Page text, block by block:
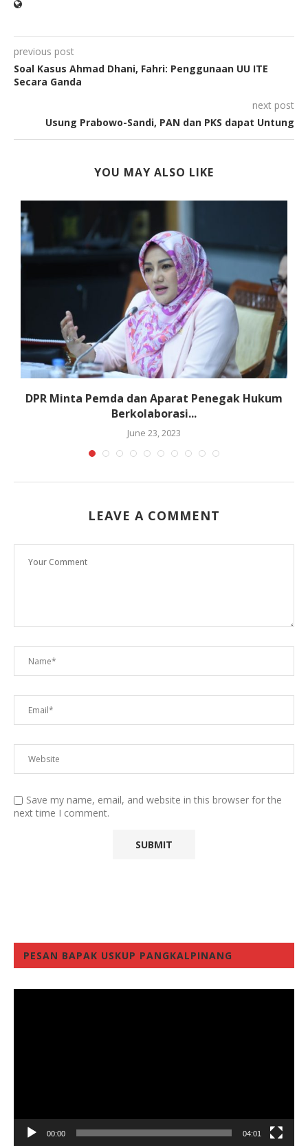
previous post
Soal Kasus Ahmad Dhani, Fahri: Penggunaan UU ITE
Secara Ganda
next post
Usung Prabowo-Sandi, PAN dan PKS dapat Untung
YOU MAY ALSO LIKE
DPR Minta Pemda dan Aparat Penegak Hukum
Berkolaborasi...
June 23, 2023
LEAVE A COMMENT
Save my name, email, and website in this browser for the
next time I comment.
PESAN BAPAK USKUP PANGKALPINANG
00:00 04:01